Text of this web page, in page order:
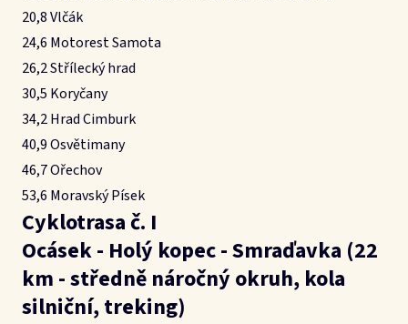
20,8 Vlčák
24,6 Motorest Samota
26,2 Střílecký hrad
30,5 Koryčany
34,2 Hrad Cimburk
40,9 Osvětimany
46,7 Ořechov
53,6 Moravský Písek
Cyklotrasa č. I
Ocásek - Holý kopec - Smraďavka (22
km - středně náročný okruh, kola
silniční, treking)